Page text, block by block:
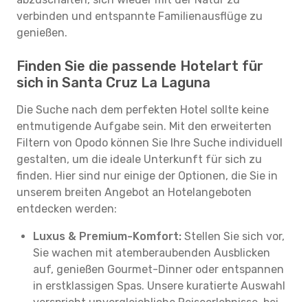
verbinden und entspannte Familienausflüge zu
genießen.
Finden Sie die passende Hotelart für
sich in Santa Cruz La Laguna
Die Suche nach dem perfekten Hotel sollte keine
entmutigende Aufgabe sein. Mit den erweiterten
Filtern von Opodo können Sie Ihre Suche individuell
gestalten, um die ideale Unterkunft für sich zu
finden. Hier sind nur einige der Optionen, die Sie in
unserem breiten Angebot an Hotelangeboten
entdecken werden:
Luxus & Premium-Komfort: Stellen Sie sich vor,
Sie wachen mit atemberaubenden Ausblicken
auf, genießen Gourmet-Dinner oder entspannen
in erstklassigen Spas. Unsere kuratierte Auswahl